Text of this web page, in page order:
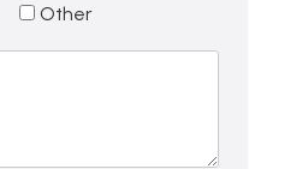
Other